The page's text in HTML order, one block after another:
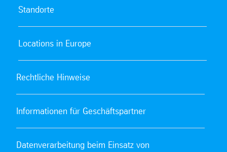
Standorte
Locations in Europe
Rechtliche Hinweise
Informationen für Geschäftspartner
Datenverarbeitung beim Einsatz von